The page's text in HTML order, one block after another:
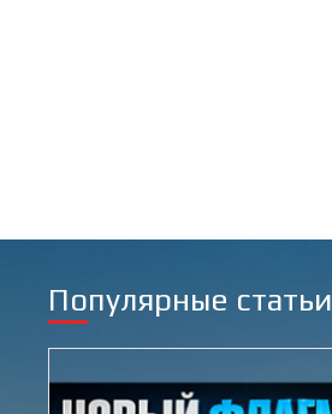
Популярные статьи